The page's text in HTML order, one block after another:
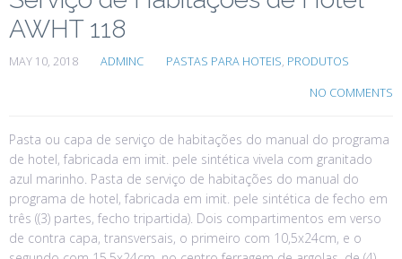
AWHT 118
MAY 10, 2018 ADMINC PASTAS PARA HOTEIS, PRODUTOS
NO COMMENTS
Pasta ou capa de serviço de habitações do manual do programa
de hotel, fabricada em imit. pele sintética vivela com granitado
azul marinho. Pasta de serviço de habitações do manual do
programa de hotel, fabricada em imit. pele sintética de fecho em
três ((3) partes, fecho tripartida). Dois compartimentos em verso
de contra capa, transversais, o primeiro com 10,5x24cm, e o